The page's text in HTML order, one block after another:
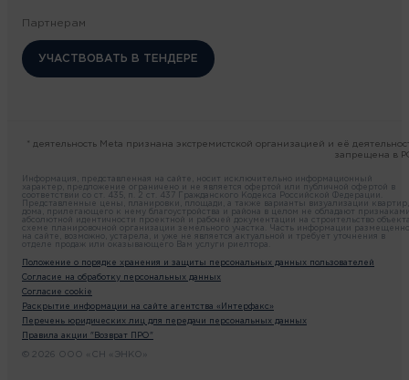
Партнерам
УЧАСТВОВАТЬ В ТЕНДЕРЕ
* деятельность Meta признана экстремистской организацией и её
запрещена в
Информация, представленная на сайте, носит исключительно информационный
характер, предложение ограничено и не является офертой или публичной офертой в
соответствии со ст. 435, п. 2 ст. 437 Гражданского Кодекса Российской Федерации.
Представленные цены, планировки, площади, а также варианты визуализации квартир,
дома, прилегающего к нему благоустройства и района в целом не обладают
абсолютной идентичности проектной и рабочей документации на строительство
схеме планировочной организации земельного участка. Часть информации
на сайте, возможно, устарела, и уже не является актуальной и требует уточнения в
отделе продаж или оказывающего Вам услуги риелтора.
Положение о порядке хранения и защиты персональных данных пользователей
Согласие на обработку персональных данных
Согласие cookie
Раскрытие информации на сайте агентства «Интерфакс»
Перечень юридических лиц для передачи персональных данных
Правила акции "Возврат ПРО"
© 2026 ООО «СН «ЭНКО»